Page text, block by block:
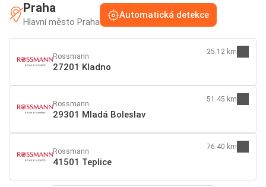
Praha
Hlavní město Praha
Automatická detekce
Rossmann
27201 Kladno
25.12 km
Rossmann
29301 Mladá Boleslav
51.45 km
Rossmann
41501 Teplice
76.40 km